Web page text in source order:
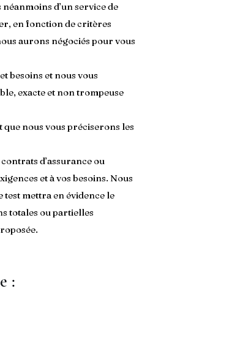
d’un service de
en fonction de critères
aurons négociés pour vous
besoins et nous vous
exacte et non trompeuse
que nous vous préciserons les
d’assurance ou
et à vos besoins. Nous
test mettra en évidence le
totales ou partielles
: